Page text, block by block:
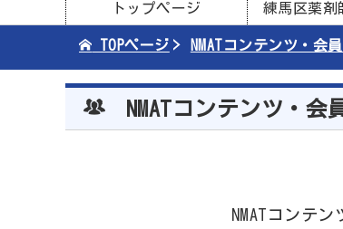
トップページ 練馬区薬剤
TOPページ NMATコンテンツ・会
NMATコンテンツ・
NMATコンテ